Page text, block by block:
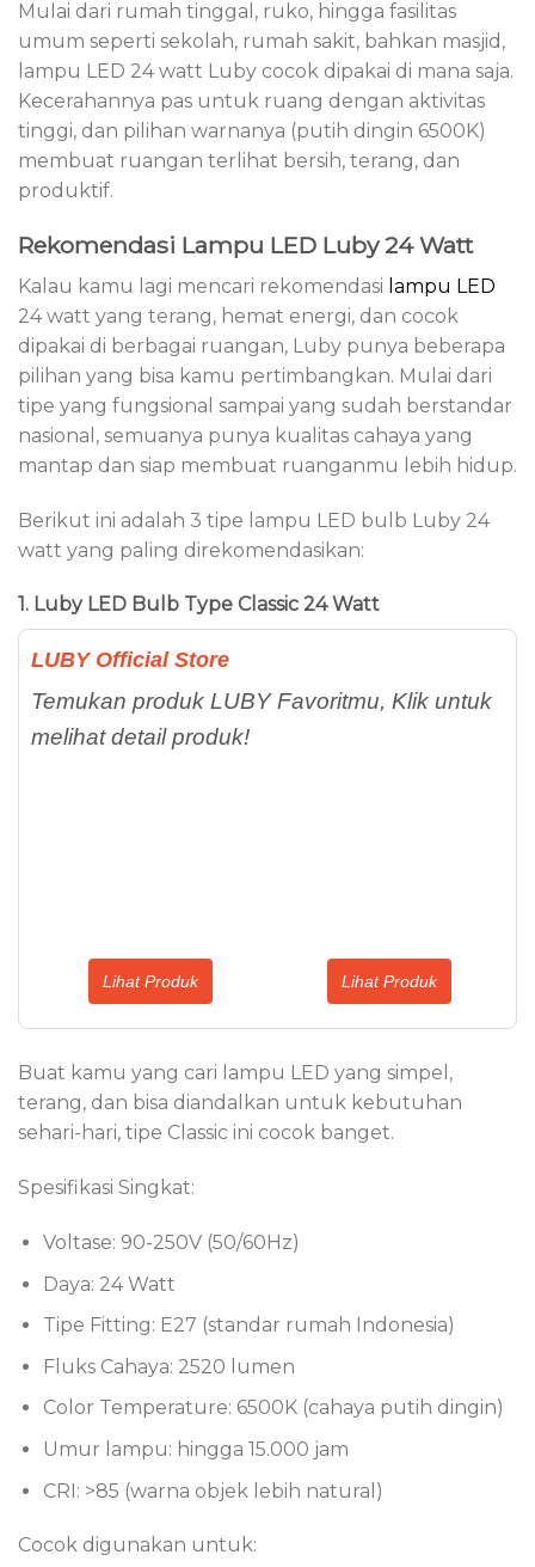
Mulai dari rumah tinggal, ruko, hingga fasilitas
umum seperti sekolah, rumah sakit, bahkan masjid,
lampu LED 24 watt Luby cocok dipakai di mana saja.
Kecerahannya pas untuk ruang dengan aktivitas
tinggi, dan pilihan warnanya (putih dingin 6500K)
membuat ruangan terlihat bersih, terang, dan
produktif.
Rekomendasi Lampu LED Luby 24 Watt
Kalau kamu lagi mencari rekomendasi lampu LED
24 watt yang terang, hemat energi, dan cocok
dipakai di berbagai ruangan, Luby punya beberapa
pilihan yang bisa kamu pertimbangkan. Mulai dari
tipe yang fungsional sampai yang sudah berstandar
nasional, semuanya punya kualitas cahaya yang
mantap dan siap membuat ruanganmu lebih hidup.
Berikut ini adalah 3 tipe lampu LED bulb Luby 24
watt yang paling direkomendasikan:
1. Luby LED Bulb Type Classic 24 Watt
LUBY Official Store
Temukan produk LUBY Favoritmu, Klik untuk
melihat detail produk!
Lihat Produk Lihat Produk
Buat kamu yang cari lampu LED yang simpel,
terang, dan bisa diandalkan untuk kebutuhan
sehari-hari, tipe Classic ini cocok banget.
Spesifikasi Singkat:
Voltase: 90-250V (50/60Hz)
Daya: 24 Watt
Tipe Fitting: E27 (standar rumah Indonesia)
Fluks Cahaya: 2520 lumen
Color Temperature: 6500K (cahaya putih dingin)
Umur lampu: hingga 15.000 jam
CRI: >85 (warna objek lebih natural)
Cocok digunakan untuk: